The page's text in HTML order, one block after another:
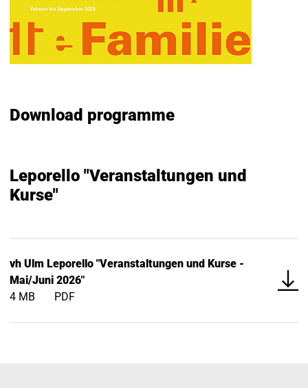
Download programme
Leporello "Veranstaltungen und
Kurse"
Download
file::
vh Ulm Leporello "Veranstaltungen und Kurse -
Mai/Juni 2026"
4 MB
PDF